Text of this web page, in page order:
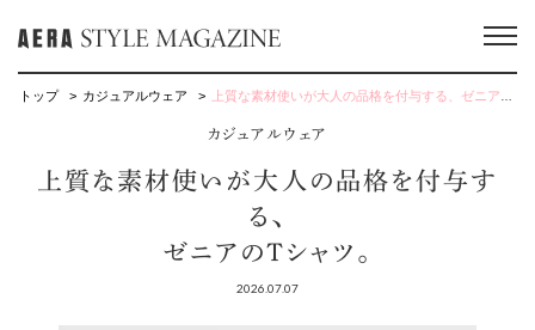
トップ カジュアルウェア 上質な素材使いが大人の品格を付与する、ゼニアのTシャツ。
カジュアルウェア
上質な素材使いが大人の品格を付与す
る、
ゼニアのTシャツ。
2026.07.07